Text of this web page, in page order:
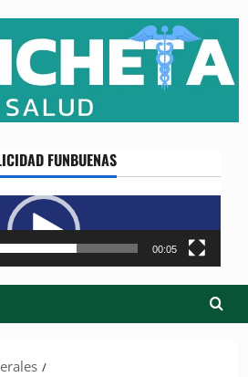
FUNBUENAS
Reproductor
de
vídeo
00:05